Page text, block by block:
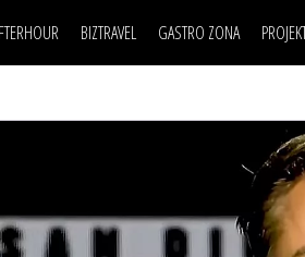
STIL
BIZTRAVEL GASTRO ZONA
TASTY TALKS
30 ISPOD 30
BACK TO OFFICE/SCHOOL
FILM I SCENA
AUTO SVET
NAJKOLEGA
30 ISPOD 30
BACK TO OFFICE/SCHOOL
BIZBENDOVI
BIZKOLEGIJUM